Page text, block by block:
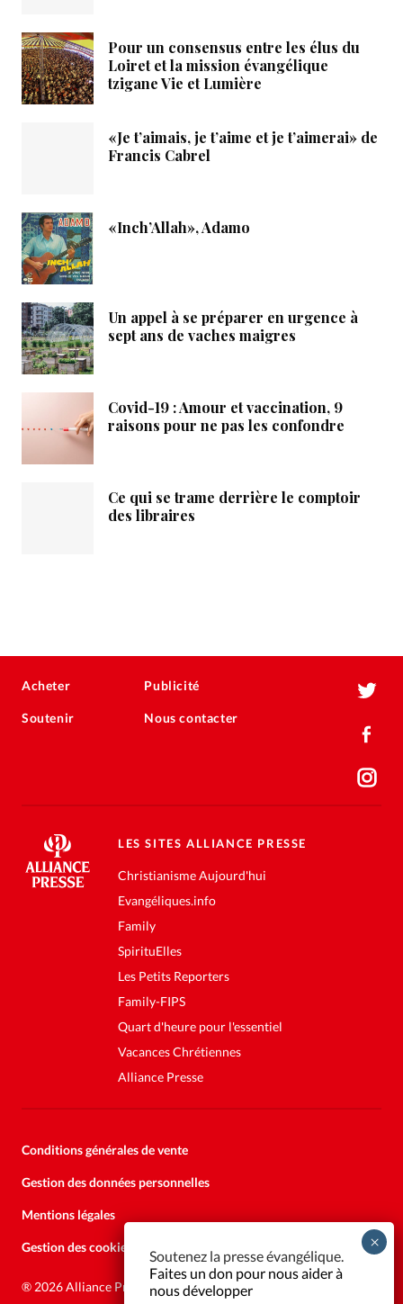
Pour un consensus entre les élus du
Loiret et la mission évangélique
tzigane Vie et Lumière
«Je t’aimais, je t’aime et je t’aimerai» de
Francis Cabrel
«Inch’Allah», Adamo
Un appel à se préparer en urgence à
sept ans de vaches maigres
Covid-19 : Amour et vaccination, 9
raisons pour ne pas les confondre
Ce qui se trame derrière le comptoir
des libraires
Acheter
Soutenir
Publicité
Nous contacter
LES SITES ALLIANCE PRESSE
Christianisme Aujourd'hui
Evangéliques.info
Family
SpirituElles
Les Petits Reporters
Family-FIPS
Quart d'heure pour l'essentiel
Vacances Chrétiennes
Alliance Presse
Conditions générales de vente
Gestion des données personnelles
Mentions légales
Gestion des cookies
® 2026 Alliance Presse
Soutenez la presse évangélique.
Faites un don pour nous aider à
nous développer